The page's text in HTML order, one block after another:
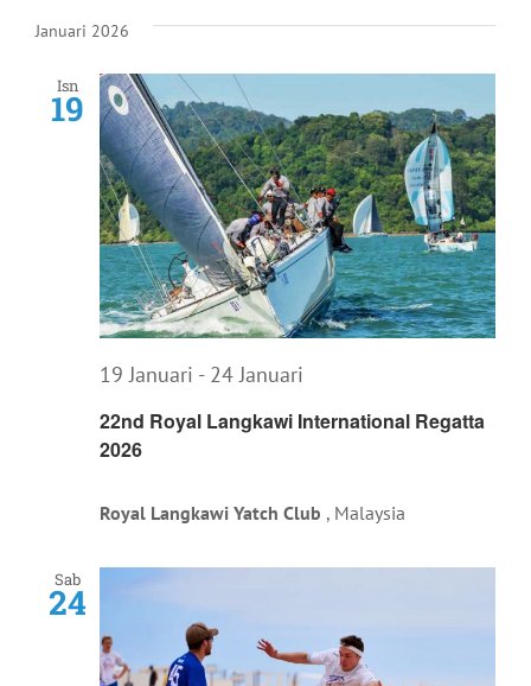
Januari 2026
Isn
19
22nd Royal Langkawi International Regatta
2026
19 Januari - 24 Januari
Royal Langkawi Yatch Club , Malaysia
Sab
24